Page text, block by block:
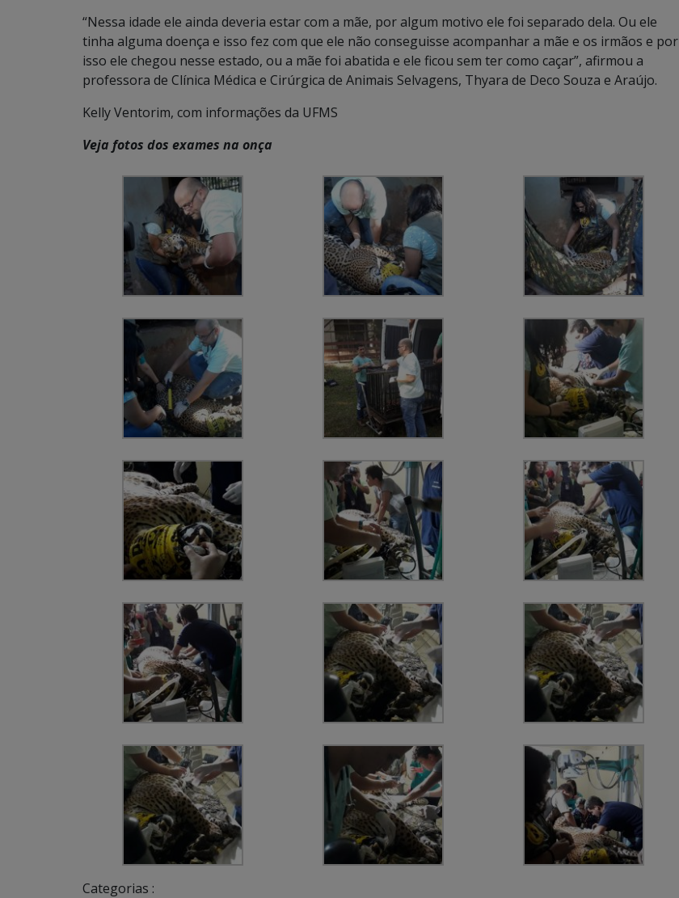
“Nessa idade ele ainda deveria estar com a mãe, por algum motivo ele foi separado dela. Ou ele
tinha alguma doença e isso fez com que ele não conseguisse acompanhar a mãe e os irmãos e por
isso ele chegou nesse estado, ou a mãe foi abatida e ele ficou sem ter como caçar”, afirmou a
professora de Clínica Médica e Cirúrgica de Animais Selvagens, Thyara de Deco Souza e Araújo.
Kelly Ventorim, com informações da UFMS
Veja fotos dos exames na onça
Categorias :